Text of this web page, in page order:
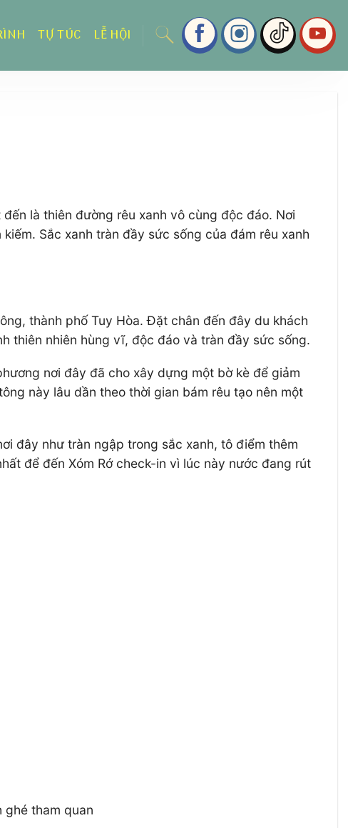
TỰ TÚC LỄ HỘI
là thiên đường rêu xanh vô cùng độc đáo. Nơi
Sắc xanh tràn đầy sức sống của đám rêu xanh
thành phố Tuy Hòa. Đặt chân đến đây du khách
thiên nhiên hùng vĩ, độc đáo và tràn đầy sức sống.
nơi đây đã cho xây dựng một bờ kè để giảm
này lâu dần theo thời gian bám rêu tạo nên một
đây như tràn ngập trong sắc xanh, tô điểm thêm
để đến Xóm Rớ check-in vì lúc này nước đang rút
ghé tham quan